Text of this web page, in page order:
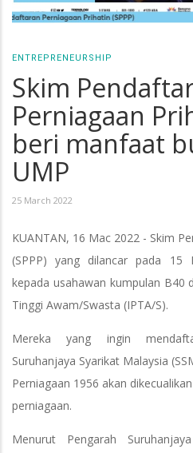
ENTREPRENEURSHIP
Skim
Perniagaan
beri manfaat
UMP
25 March 2022
KUANTAN, 16 Mac 2022 - Skim
(SPPP) yang dilancar pada 15
kepada usahawan kumpulan B40
Tinggi Awam/Swasta (IPTA/S).
Mereka yang ingin
Suruhanjaya Syarikat Malaysia
Perniagaan 1956 akan
perniagaan.
Menurut Pengarah